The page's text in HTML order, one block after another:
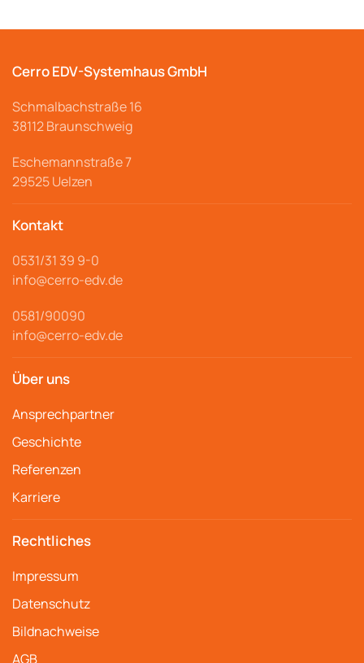
Cerro EDV-Systemhaus GmbH
Schmalbachstraße16
38112 Braunschweig
Eschemannstraße 7
29525 Uelzen
Kontakt
0531/31 39 9-0
info@cerro-edv.de
0581/90090
info@cerro-edv.de
Über uns
Ansprechpartner
Geschichte
Referenzen
Karriere
Rechtliches
Impressum
Datenschutz
Bildnachweise
AGB